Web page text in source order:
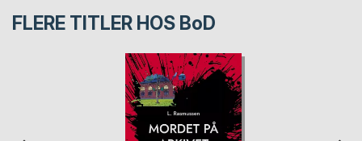
FLERE TITLER HOS BoD